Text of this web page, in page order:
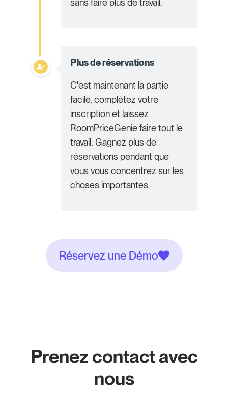
Plus de réservations
C'est maintenant la partie
facile, complétez votre
inscription et laissez
RoomPriceGenie faire tout le
travail. Gagnez plus de
réservations pendant que
vous vous concentrez sur les
choses importantes.
Réservez une Démo
Prenez contact avec
nous